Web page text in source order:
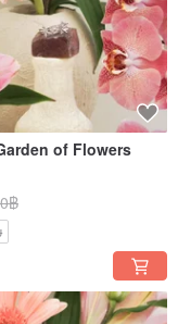
of Flowers
฿